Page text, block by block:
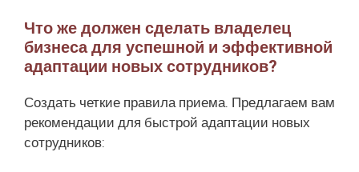
Что же должен сделать владелец
бизнеса для успешной и эффективной
адаптации новых сотрудников?
Создать четкие правила приема. Предлагаем вам
рекомендации для быстрой адаптации новых
сотрудников: